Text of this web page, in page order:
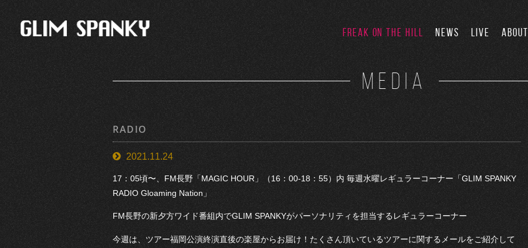
FREAK ON THE HILL NEWS LIVE ABOUT
MEDIA
RADIO
2021.11.24
17：05頃〜、FM長野「MAGIC HOUR」（16：00-18：55）内 毎週水曜レギュラーコーナー「GLIM SPANKY
RADIO Gloaming Nation」
FM長野の新夕方ワイド番組内でGLIM SPANKYがパーソナリティを担当するレギュラーコーナー
今週は、ツアー福岡公演終演直後の楽屋からお届け！たくさん頂いているツアーに関するメールをご紹介して